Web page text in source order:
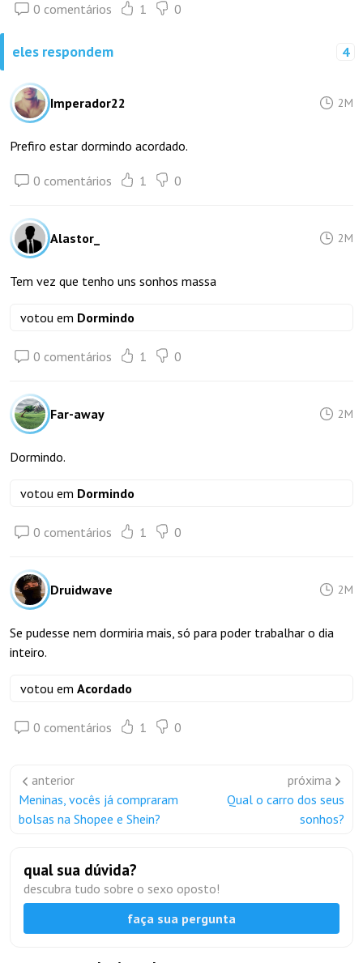
0 comentários 1 0
eles respondem 4
Imperador22 2M
Prefiro estar dormindo acordado.
0 comentários 1 0
Alastor_ 2M
Tem vez que tenho uns sonhos massa
votou em Dormindo
0 comentários 1 0
Far-away 2M
Dormindo.
votou em Dormindo
0 comentários 1 0
Druidwave 2M
Se pudesse nem dormiria mais, só para poder trabalhar o dia
inteiro.
votou em Acordado
0 comentários 1 0
anterior
Meninas, vocês já compraram
bolsas na Shopee e Shein?
próxima
Qual o carro dos seus
sonhos?
qual sua dúvida?
descubra tudo sobre o sexo oposto!
faça sua pergunta